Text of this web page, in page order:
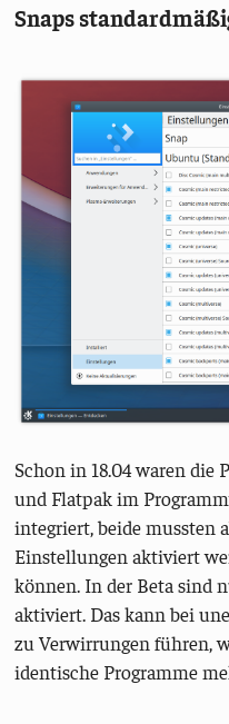
Snaps
Schon in 18.04 waren die
und Flatpak im
integriert, beide mussten
Einstellungen aktiviert
können. In der Beta sind
aktiviert. Das kann bei
zu Verwirrungen führen,
identische Programme